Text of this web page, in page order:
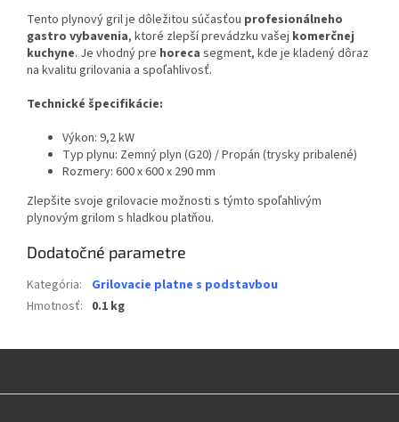
Tento plynový gril je dôležitou súčasťou profesionálneho
gastro vybavenia, ktoré zlepší prevádzku vašej komerčnej
kuchyne. Je vhodný pre horeca segment, kde je kladený dôraz
na kvalitu grilovania a spoľahlivosť.
Technické špecifikácie:
Výkon: 9,2 kW
Typ plynu: Zemný plyn (G20) / Propán (trysky pribalené)
Rozmery: 600 x 600 x 290 mm
Zlepšite svoje grilovacie možnosti s týmto spoľahlivým
plynovým grilom s hladkou platňou.
Dodatočné parametre
Kategória:
Grilovacie platne s podstavbou
Hmotnosť: 0.1 kg